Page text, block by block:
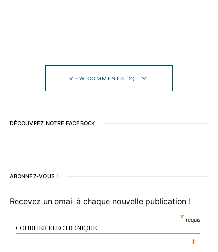
VIEW COMMENTS (2)
DÉCOUVREZ NOTRE FACEBOOK
ABONNEZ-VOUS !
Recevez un email à chaque nouvelle publication !
* requis
COURRIER ÉLECTRONIQUE
*